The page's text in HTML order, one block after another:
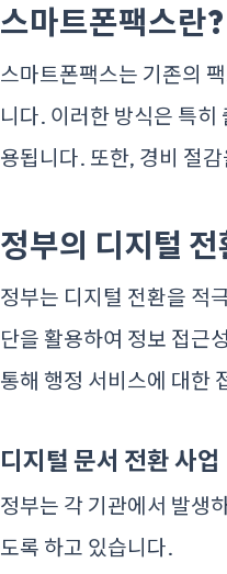
스마트폰팩스란?
스마트폰팩스는 기존의
니다. 이러한 방식은 특
용됩니다. 또한, 경비 절
정부의 디지털 전
정부는 디지털 전환을 적
단을 활용하여 정보 접근
통해 행정 서비스에 대한
디지털 문서 전환 사업
정부는 각 기관에서 발생
도록 하고 있습니다.